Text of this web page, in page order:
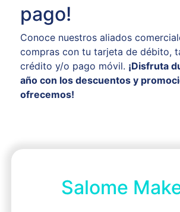
pago!
Conoce nuestros aliados
compras con tu tarjeta de débito,
crédito y/o pago móvil. ¡Disfruta
año con los descuentos y
ofrecemos!
Salome